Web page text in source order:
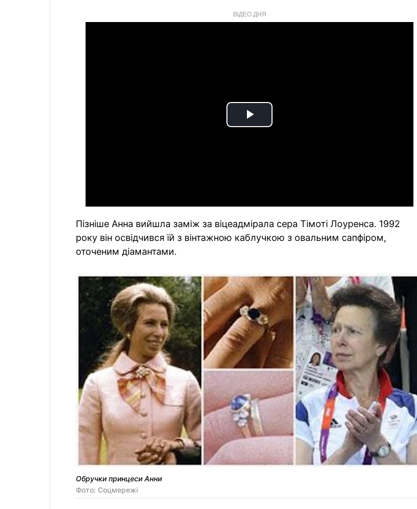
ВІДЕО ДНЯ
Play
Пізніше Анна вийшла заміж за віцеадмірала сера Тімоті Лоуренса. 1992
року він освідчився їй з вінтажною каблучкою з овальним сапфіром,
оточеним діамантами.
Обручки принцеси Анни
Фото: Соцмережi